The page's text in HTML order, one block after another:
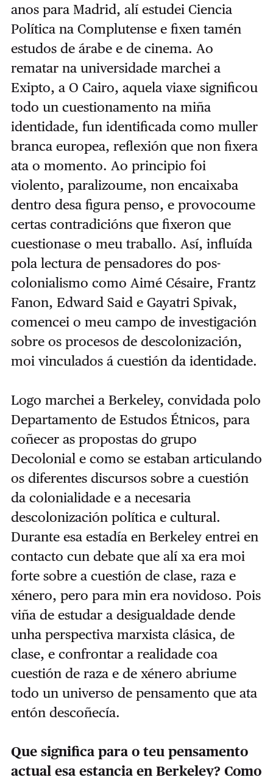
anos para Madrid, alí estudei Ciencia
Política na Complutense e fixen tamén
estudos de árabe e de cinema. Ao
rematar na universidade marchei a
Exipto, a O Cairo, aquela viaxe significou
todo un cuestionamento na miña
identidade, fun identificada como muller
branca europea, reflexión que non fixera
ata o momento. Ao principio foi
violento, paralizoume, non encaixaba
dentro desa figura penso, e provocoume
certas contradicións que fixeron que
cuestionase o meu traballo. Así, influída
pola lectura de pensadores do pos-
colonialismo como Aimé Césaire, Frantz
Fanon, Edward Said e Gayatri Spivak,
comencei o meu campo de investigación
sobre os procesos de descolonización,
moi vinculados á cuestión da identidade.
Logo marchei a Berkeley, convidada polo
Departamento de Estudos Étnicos, para
coñecer as propostas do grupo
Decolonial e como se estaban articulando
os diferentes discursos sobre a cuestión
da colonialidade e a necesaria
descolonización política e cultural.
Durante esa estadía en Berkeley entrei en
contacto cun debate que alí xa era moi
forte sobre a cuestión de clase, raza e
xénero, pero para min era novidoso. Pois
viña de estudar a desigualdade dende
unha perspectiva marxista clásica, de
clase, e confrontar a realidade coa
cuestión de raza e de xénero abriume
todo un universo de pensamento que ata
entón descoñecía.
Que significa para o teu pensamento
actual esa estancia en Berkeley? Como